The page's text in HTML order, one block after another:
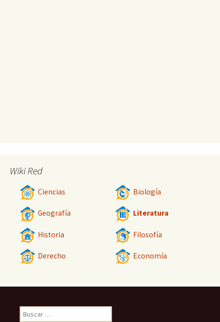
Wiki Red
Ciencias Biología
Geografía Literatura
Historia Filosofía
Derecho Economía
Buscar: